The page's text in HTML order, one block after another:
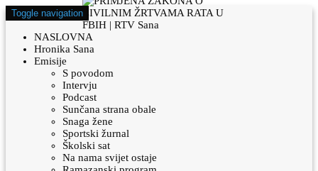
Toggle navigation
NASLOVNA
Hronika Sana
Emisije
S povodom
Intervju
Podcast
Sunčana strana obale
Snaga žene
Sportski žurnal
Školski sat
Na nama svijet ostaje